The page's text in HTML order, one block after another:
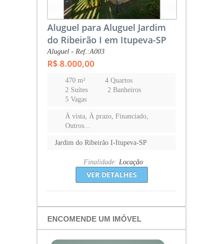
Aluguel para Aluguel Jardim
do Ribeirão I em Itupeva-SP
Aluguel - Ref.:A003
R$ 8.000,00
470 m²
4 Quartos
2 Suítes
2 Banheiros
5 Vagas
À vista, À prazo, Financiado,
Outros...
Jardim do Ribeirão I-Itupeva-SP
Finalidade: Locação
VER DETALHES
ENCOMENDE UM IMÓVEL